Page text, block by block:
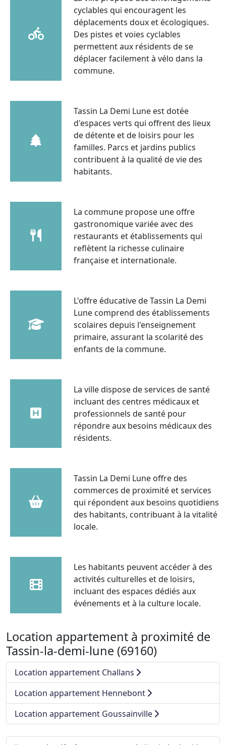
cyclables qui encouragent les
déplacements doux et écologiques.
Des pistes et voies cyclables
permettent aux résidents de se
déplacer facilement à vélo dans la
commune.
Tassin La Demi Lune est dotée
d'espaces verts qui offrent des lieux
de détente et de loisirs pour les
familles. Parcs et jardins publics
contribuent à la qualité de vie des
habitants.
La commune propose une offre
gastronomique variée avec des
restaurants et établissements qui
reflètent la richesse culinaire
française et internationale.
L'offre éducative de Tassin La Demi
Lune comprend des établissements
scolaires depuis l'enseignement
primaire, assurant la scolarité des
enfants de la commune.
La ville dispose de services de santé
incluant des centres médicaux et
professionnels de santé pour
répondre aux besoins médicaux des
résidents.
Tassin La Demi Lune offre des
commerces de proximité et services
qui répondent aux besoins quotidiens
des habitants, contribuant à la vitalité
locale.
Les habitants peuvent accéder à des
activités culturelles et de loisirs,
incluant des espaces dédiés aux
événements et à la culture locale.
Location appartement à proximité de
Tassin-la-demi-lune (69160)
Location appartement Challans
Location appartement Hennebont
Location appartement Goussainville